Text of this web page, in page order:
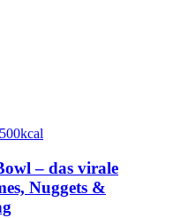
– das virale
Nuggets &